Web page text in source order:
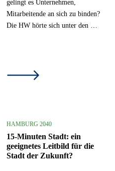
gelingt es Unternehmen,
Mitarbeitende an sich zu binden?
Die HW hörte sich unter den …
HAMBURG 2040
15-Minuten Stadt: ein
geeignetes Leitbild für die
Stadt der Zukunft?